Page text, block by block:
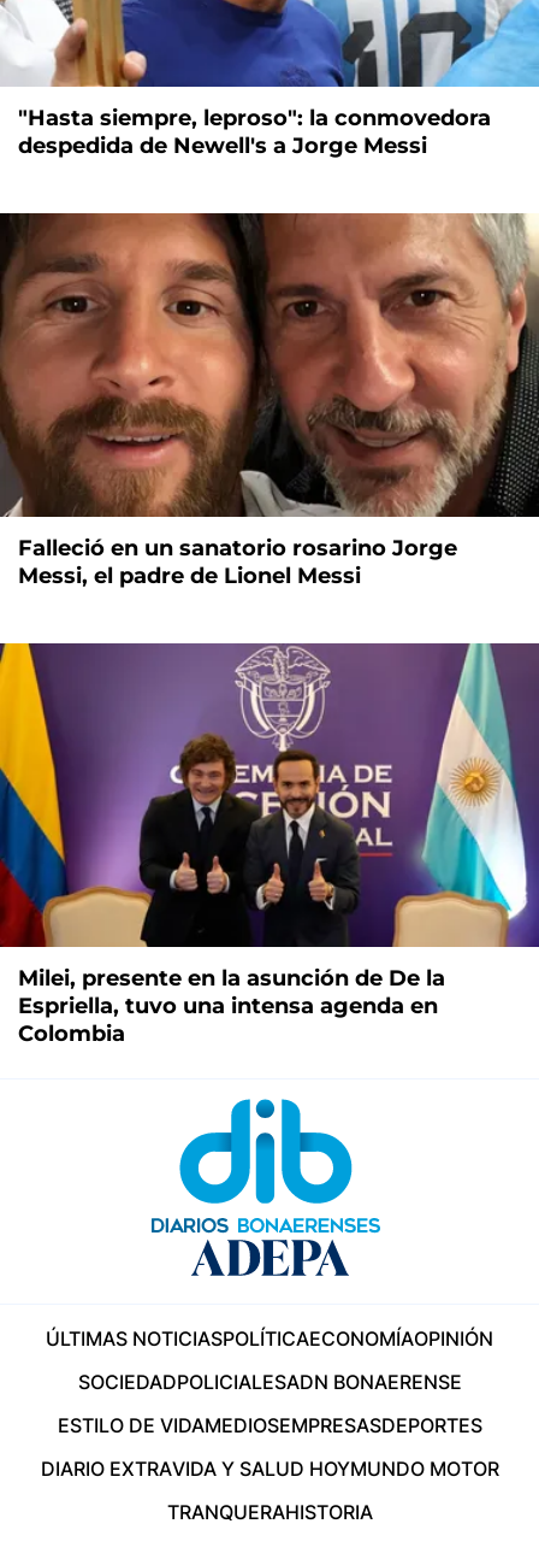
"Hasta siempre, leproso": la conmovedora
despedida de Newell's a Jorge Messi
Falleció en un sanatorio rosarino Jorge
Messi, el padre de Lionel Messi
Milei, presente en la asunción de De la
Espriella, tuvo una intensa agenda en
Colombia
ÚLTIMAS NOTICIASPOLÍTICAECONOMÍAOPINIÓN
SOCIEDADPOLICIALESADN BONAERENSE
ESTILO DE VIDAMEDIOSEMPRESASDEPORTES
DIARIO EXTRAVIDA Y SALUD HOYMUNDO MOTOR
TRANQUERAHISTORIA